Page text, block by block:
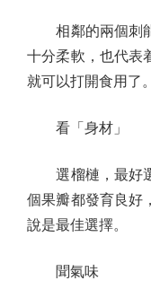
相鄰的兩個刺能
十分柔軟，也代表
就可以打開食用了。
看「身材」
選榴槤，最好選
個果瓣都發育良好
說是最佳選擇。
聞氣味